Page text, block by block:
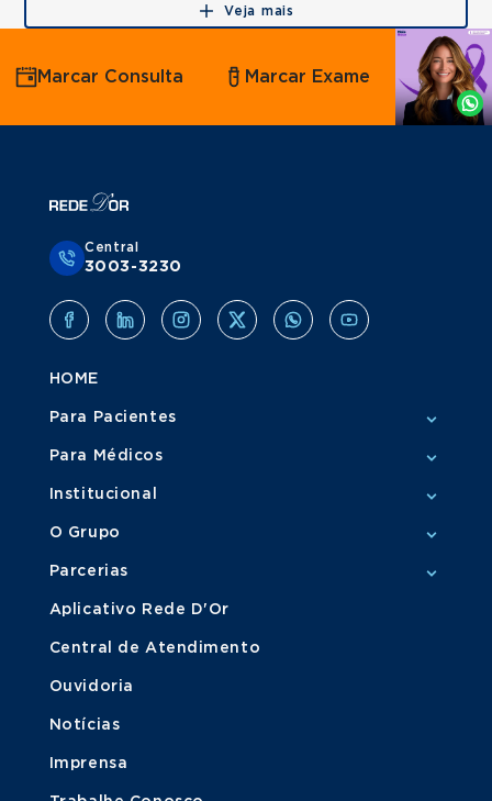
Veja mais
Agende
por
Whatsapp
Marcar Consulta Marcar Exame
Central
3003-3230
HOME
Para Pacientes
Para Médicos
Institucional
O Grupo
Parcerias
Aplicativo Rede D'Or
Central de Atendimento
Ouvidoria
Notícias
Imprensa